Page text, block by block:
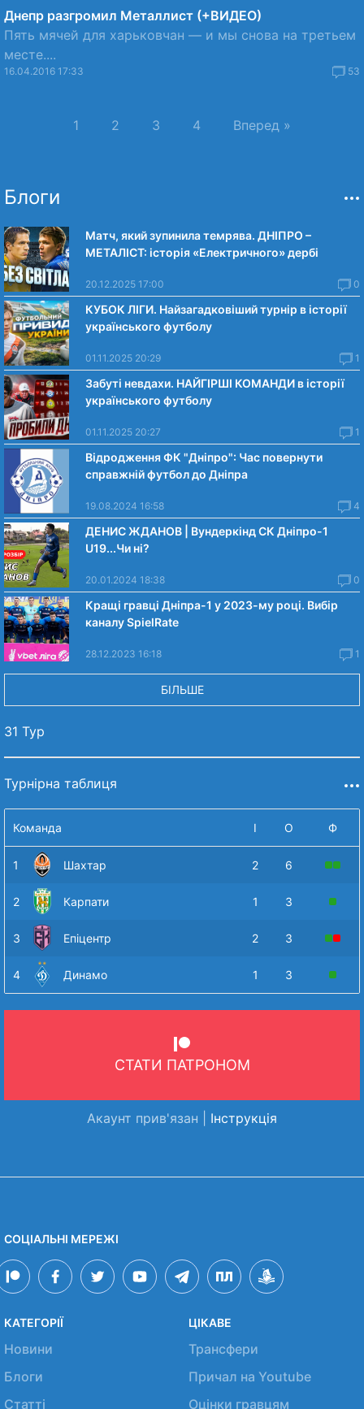
Днепр разгромил Металлист (+ВИДЕО)
Пять мячей для харьковчан — и мы снова на третьем
месте....
16.04.2016 17:33 53
1 2 3 4 Вперед »
Блоги
Матч, який зупинила темрява. ДНІПРО –
МЕТАЛІСТ: історія «Електричного» дербі
20.12.2025 17:00 0
КУБОК ЛІГИ. Найзагадковіший турнір в історії
українського футболу
01.11.2025 20:29 1
Забуті невдахи. НАЙГІРШІ КОМАНДИ в історії
українського футболу
01.11.2025 20:27 1
Відродження ФК "Дніпро": Час повернути
справжній футбол до Дніпра
19.08.2024 16:58 4
ДЕНИС ЖДАНОВ | Вундеркінд СК Дніпро-1
U19...Чи нi?
20.01.2024 18:38 0
Кращі гравці Дніпра-1 у 2023-му році. Вибiр
каналу SpielRate
28.12.2023 16:18 1
БІЛЬШЕ
31 Тур
Турнірна таблиця
Команда І О Ф
1 Шахтар 2 6
2 Карпати 1 3
3 Епіцентр 2 3
4 Динамо 1 3
СТАТИ ПАТРОНОМ
Акаунт прив'язан | Інструкція
СОЦІАЛЬНІ МЕРЕЖІ
КАТЕГОРІЇ
Новини
Блоги
Статті
ЦІКАВЕ
Трансфери
Причал на Youtube
Оцінки гравцям